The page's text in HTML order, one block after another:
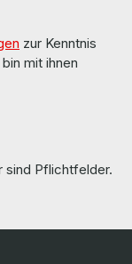
zur Kenntnis
mit ihnen
sind Pflichtfelder.